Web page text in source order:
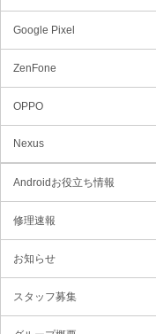
Google Pixel
ZenFone
OPPO
Nexus
Androidお役立ち情報
修理速報
お知らせ
スタッフ募集